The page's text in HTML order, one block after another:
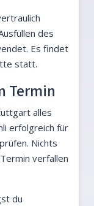
des
Es findet
statt.
Termin
alles
erfolgreich für
Nichts
verfallen
du